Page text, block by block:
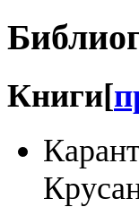
Книги[